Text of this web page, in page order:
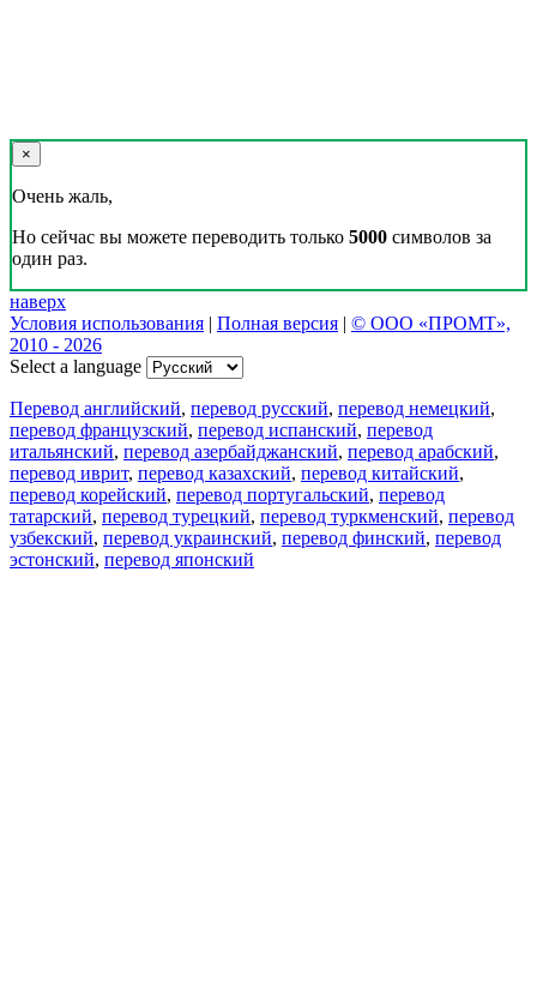
×
Очень жаль,
Но сейчас вы можете переводить только 5000 символов за
один раз.
наверх
Условия использования | Полная версия | © ООО «ПРОМТ»,
2010 - 2026
Select a language
Перевод английский, перевод русский, перевод немецкий,
перевод французский, перевод испанский, перевод
итальянский, перевод азербайджанский, перевод арабский,
перевод иврит, перевод казахский, перевод китайский,
перевод корейский, перевод португальский, перевод
татарский, перевод турецкий, перевод туркменский, перевод
узбекский, перевод украинский, перевод финский, перевод
эстонский, перевод японский